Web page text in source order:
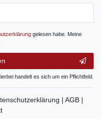
gelesen habe. Meine
handelt es sich um ein Pflichtfeld.
| AGB |